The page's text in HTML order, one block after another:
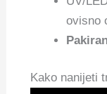
ovisno
Kako nanijeti